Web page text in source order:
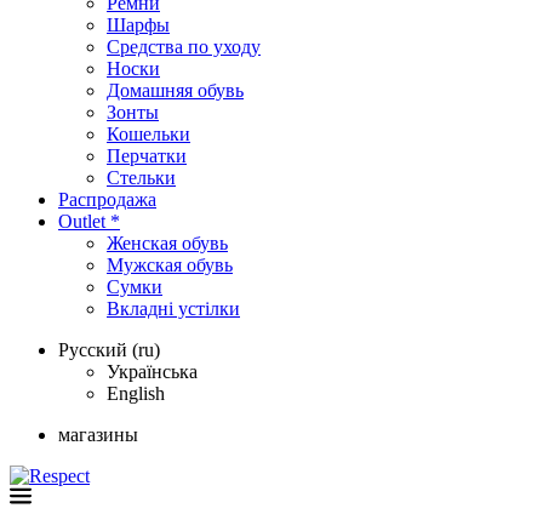
Шарфы
Средства по уходу
Носки
Домашняя обувь
Зонты
Кошельки
Перчатки
Стельки
Распродажа
Outlet *
Женская обувь
Мужская обувь
Сумки
Вкладні устілки
Русский (ru)
Українська
English
магазины